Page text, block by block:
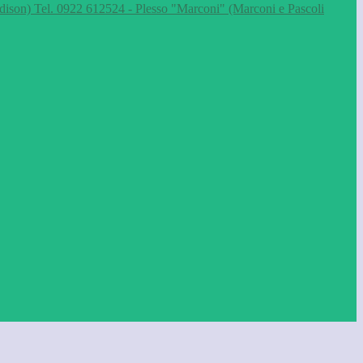
Tel. 0922 612524 - Plesso "Marconi" (Marconi e Pascoli